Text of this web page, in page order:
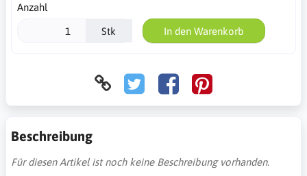
Anzahl
Stk In den Warenkorb
Beschreibung
Für diesen Artikel ist noch keine Beschreibung vorhanden.